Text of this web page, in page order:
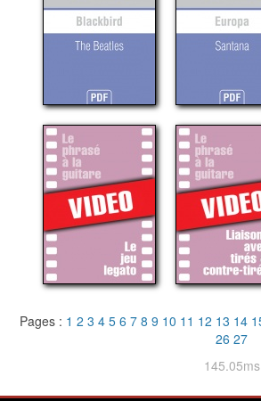
Pages : 1 2 3 4 5 6 7 8 9 10 11 12 13 14
26 27
145.05ms